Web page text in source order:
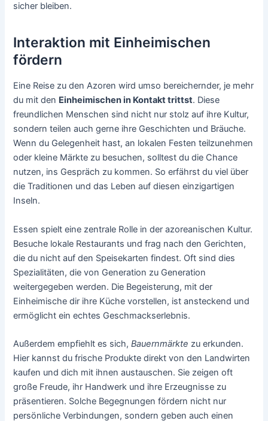
sicher bleiben.
Interaktion mit Einheimischen
fördern
Eine Reise zu den Azoren wird umso bereichernder, je mehr
du mit den Einheimischen in Kontakt trittst. Diese
freundlichen Menschen sind nicht nur stolz auf ihre Kultur,
sondern teilen auch gerne ihre Geschichten und Bräuche.
Wenn du Gelegenheit hast, an lokalen Festen teilzunehmen
oder kleine Märkte zu besuchen, solltest du die Chance
nutzen, ins Gespräch zu kommen. So erfährst du viel über
die Traditionen und das Leben auf diesen einzigartigen
Inseln.
Essen spielt eine zentrale Rolle in der azoreanischen Kultur.
Besuche lokale Restaurants und frag nach den Gerichten,
die du nicht auf den Speisekarten findest. Oft sind dies
Spezialitäten, die von Generation zu Generation
weitergegeben werden. Die Begeisterung, mit der
Einheimische dir ihre Küche vorstellen, ist ansteckend und
ermöglicht ein echtes Geschmackserlebnis.
Außerdem empfiehlt es sich,Bauernmärkte zu erkunden.
Hier kannst du frische Produkte direkt von den Landwirten
kaufen und dich mit ihnen austauschen. Sie zeigen oft
große Freude, ihr Handwerk und ihre Erzeugnisse zu
präsentieren. Solche Begegnungen fördern nicht nur
persönliche Verbindungen, sondern geben auch einen